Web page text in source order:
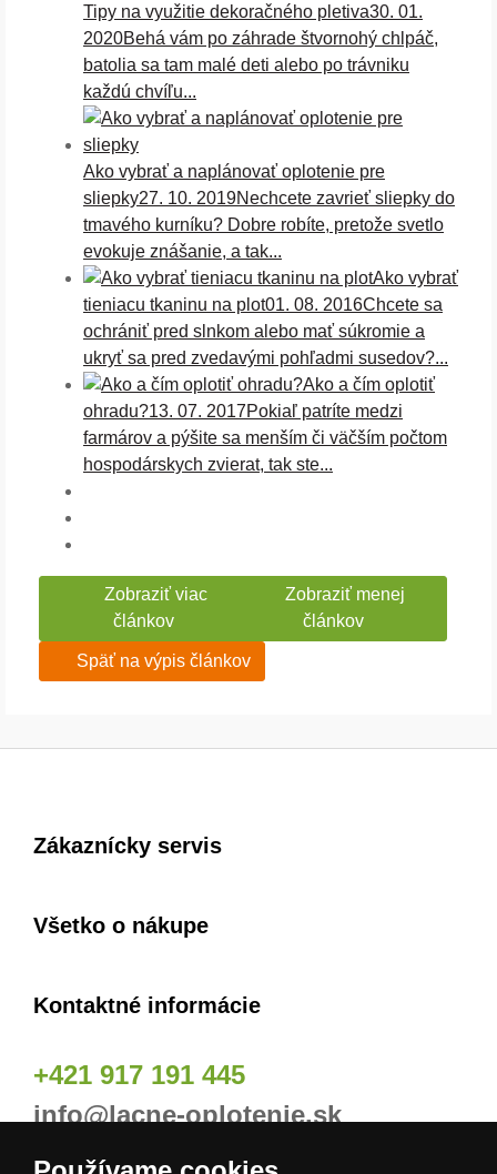
Tipy na využitie dekoračného pletiva30. 01.
2020Behá vám po záhrade štvornohý chlpáč,
batolia sa tam malé deti alebo po trávniku
každú chvíľu...
Ako vybrať a naplánovať oplotenie pre
sliepky27. 10. 2019Nechcete zavrieť sliepky do
tmavého kurníku? Dobre robíte, pretože svetlo
evokuje znášanie, a tak...
Ako vybrať
tieniacu tkaninu na plot01. 08. 2016Chcete sa
ochrániť pred slnkom alebo mať súkromie a
ukryť sa pred zvedavými pohľadmi susedov?...
Ako a čím oplotiť
ohradu?13. 07. 2017Pokiaľ patríte medzi
farmárov a pýšite sa menším či väčším počtom
hospodárskych zvierat, tak ste...
Zobraziť viac
článkov
Zobraziť menej
článkov
Späť na výpis článkov
Zákaznícky servis
Všetko o nákupe
Kontaktné informácie
+421 917 191 445
info@lacne-oplotenie.sk